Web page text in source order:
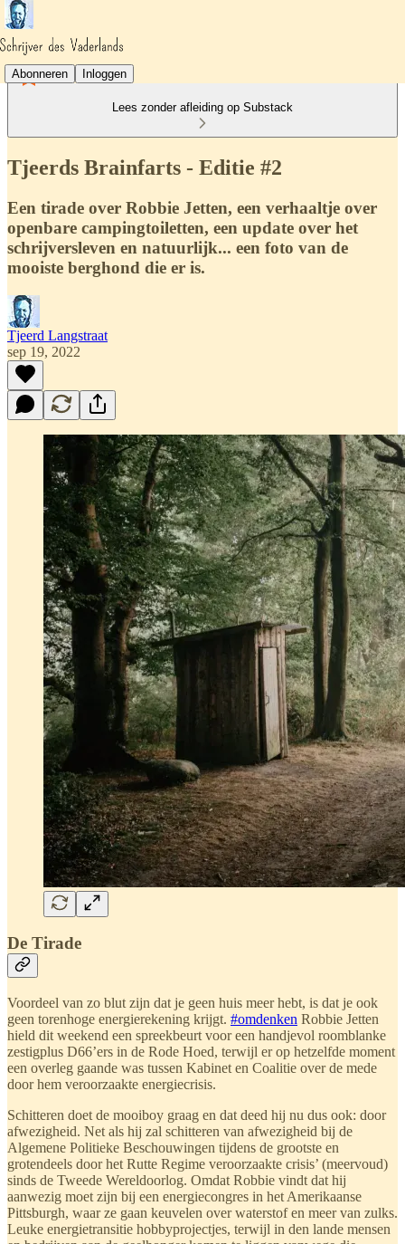
Abonneren Inloggen
Lees zonder afleiding op Substack
Tjeerds Brainfarts - Editie #2
Een tirade over Robbie Jetten, een verhaaltje over
openbare campingtoiletten, een update over het
schrijversleven en natuurlijk... een foto van de
mooiste berghond die er is.
Tjeerd Langstraat
sep 19, 2022
De Tirade
Voordeel van zo blut zijn dat je geen huis meer hebt, is dat je ook
geen torenhoge energierekening krijgt. #omdenken Robbie Jetten
hield dit weekend een spreekbeurt voor een handjevol roomblanke
zestigplus D66’ers in de Rode Hoed, terwijl er op hetzelfde moment
een overleg gaande was tussen Kabinet en Coalitie over de mede
door hem veroorzaakte energiecrisis.
Schitteren doet de mooiboy graag en dat deed hij nu dus ook: door
afwezigheid. Net als hij zal schitteren van afwezigheid bij de
Algemene Politieke Beschouwingen tijdens de grootste en
grotendeels door het Rutte Regime veroorzaakte crisis’ (meervoud)
sinds de Tweede Wereldoorlog. Omdat Robbie vindt dat hij
aanwezig moet zijn bij een energiecongres in het Amerikaanse
Pittsburgh, waar ze gaan keuvelen over waterstof en meer van zulks.
Leuke energietransitie hobbyprojectjes, terwijl in den lande mensen